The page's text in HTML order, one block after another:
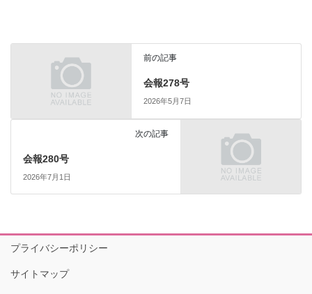
前の記事
会報278号
2026年5月7日
次の記事
会報280号
2026年7月1日
プライバシーポリシー
サイトマップ